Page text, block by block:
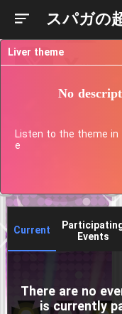
スパガの
Current
Events
There are no
is currently
Liver theme
No
Listen to the theme
e